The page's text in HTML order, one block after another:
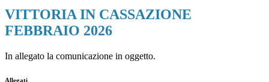
VITTORIA IN CASSAZIONE
FEBBRAIO 2026
In allegato la comunicazione in oggetto.
Allegati